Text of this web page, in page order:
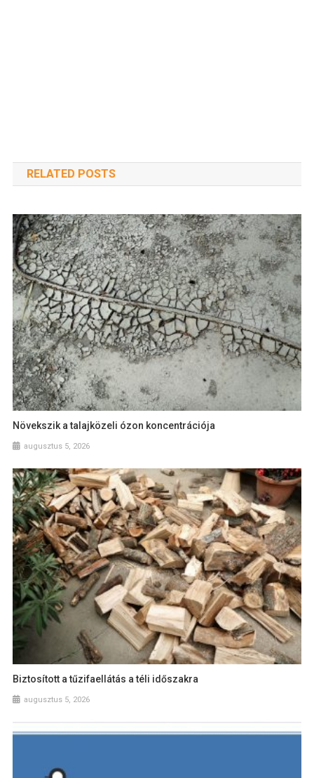
RELATED POSTS
Növekszik a talajközeli ózon koncentrációja
augusztus 5, 2026
Biztosított a tűzifaellátás a téli időszakra
augusztus 5, 2026